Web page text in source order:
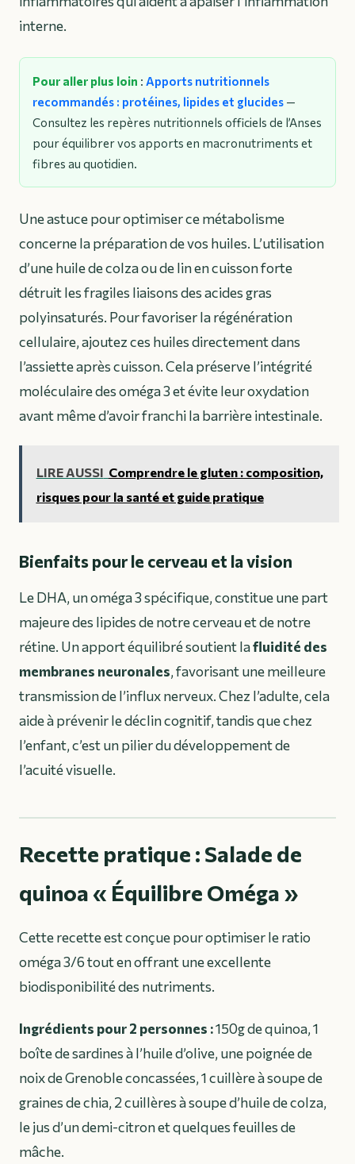
interne.
Pour aller plus loin : Apports nutritionnels
recommandés : protéines, lipides et glucides —
Consultez les repères nutritionnels officiels de l’Anses
pour équilibrer vos apports en macronutriments et
fibres au quotidien.
Une astuce pour optimiser ce métabolisme
concerne la préparation de vos huiles. L’utilisation
d’une huile de colza ou de lin en cuisson forte
détruit les fragiles liaisons des acides gras
polyinsaturés. Pour favoriser la régénération
cellulaire, ajoutez ces huiles directement dans
l’assiette après cuisson. Cela préserve l’intégrité
moléculaire des oméga 3 et évite leur oxydation
avant même d’avoir franchi la barrière intestinale.
LIRE AUSSI Comprendre le gluten : composition,
risques pour la santé et guide pratique
Bienfaits pour le cerveau et la vision
Le DHA, un oméga 3 spécifique, constitue une part
majeure des lipides de notre cerveau et de notre
rétine. Un apport équilibré soutient lafluidité des
membranes neuronales, favorisant une meilleure
transmission de l’influx nerveux. Chez l’adulte, cela
aide à prévenir le déclin cognitif, tandis que chez
l’enfant, c’est un pilier du développement de
l’acuité visuelle.
Recette pratique : Salade de
quinoa « Équilibre Oméga »
Cette recette est conçue pour optimiser le ratio
oméga 3/6 tout en offrant une excellente
biodisponibilité des nutriments.
Ingrédients pour 2 personnes :150g de quinoa, 1
boîte de sardines à l’huile d’olive, une poignée de
noix de Grenoble concassées, 1 cuillère à soupe de
graines de chia, 2 cuillères à soupe d’huile de colza,
le jus d’un demi-citron et quelques feuilles de
mâche.